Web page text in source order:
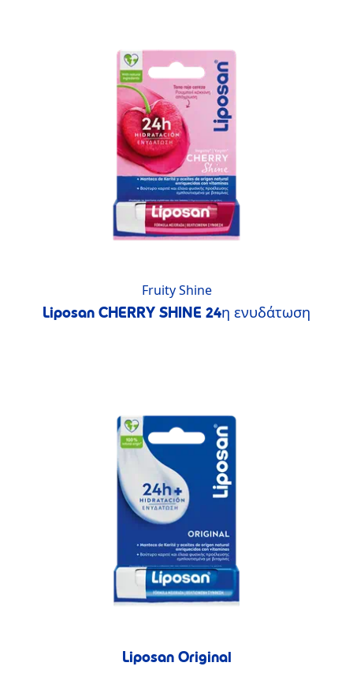
Fruity Shine
Liposan CHERRY SHINE 24η ενυδάτωση
Liposan Original